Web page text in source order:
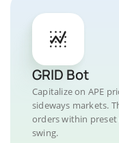
GRID Bot
Capitalize on APE
sideways markets.
orders within
swing.